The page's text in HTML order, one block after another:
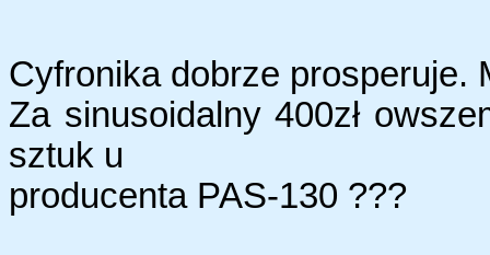
Cyfronika dobrze prosperuje.
Za sinusoidalny 400zł
sztuk u
producenta PAS-130 ???